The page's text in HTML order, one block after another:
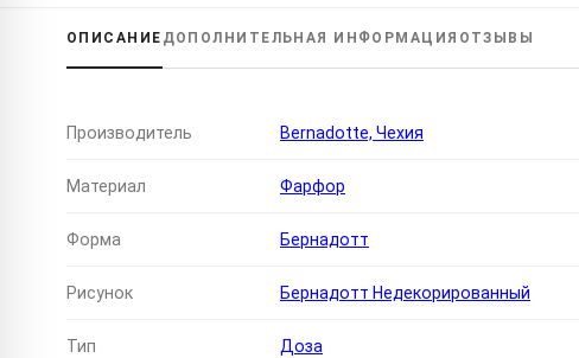
ОПИСАНИЕ ДОПОЛНИТЕЛЬНАЯ ИНФОРМАЦИЯ ОТЗЫВЫ
Производитель Bernadotte, Чехия
Материал Фарфор
Форма Бернадотт
Рисунок Бернадотт Недекорированный
Тип Доза